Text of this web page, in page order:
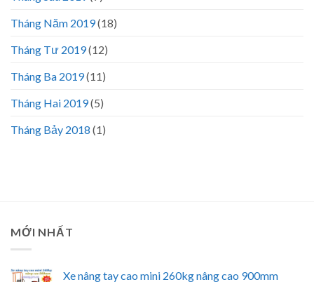
Tháng Năm 2019(18)
Tháng Tư 2019(12)
Tháng Ba 2019(11)
Tháng Hai 2019(5)
Tháng Bảy 2018 (1)
MỚI NHẤT
Xe nâng tay cao mini 260kg nâng cao 900mm